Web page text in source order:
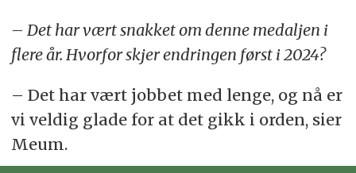
– Det har vært snakket om denne medaljen i
flere år. Hvorfor skjer endringen først i 2024?
– Det har vært jobbet med lenge, og nå er
vi veldig glade for at det gikk i orden, sier
Meum.